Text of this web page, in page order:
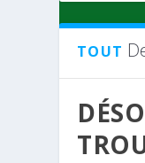
TOUT